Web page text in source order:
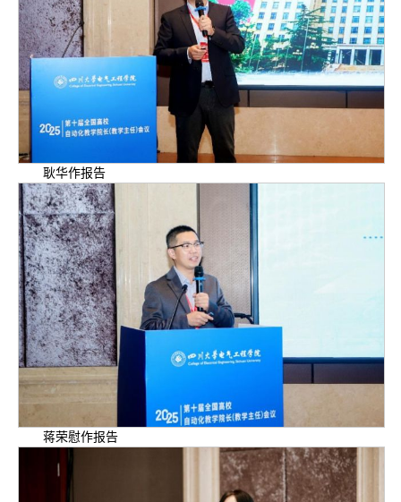
耿华作报告
蒋荣慰作报告